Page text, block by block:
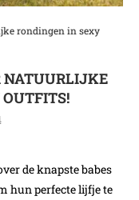
rondingen in sexy
NATUURLIJKE
de knapste babes
hun perfecte lijfje te